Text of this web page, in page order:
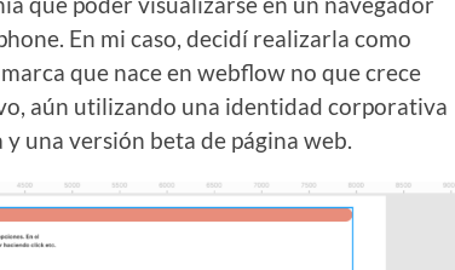
En mi caso, decidí realizarla como
que nace en webflow no que crece
aún utilizando una identidad corporativa
una versión beta de página web.